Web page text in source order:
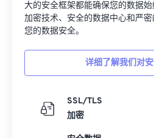
大的安全框架都能确保您的数据
加密技术、安全的数据中心和严
您的数据安全。
详细了解我们对
SSL/TLS
加密